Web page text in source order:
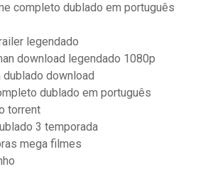
completo dublado em português
legendado
download legendado 1080p
download
dublado em português
torrent
3 temporada
mega filmes